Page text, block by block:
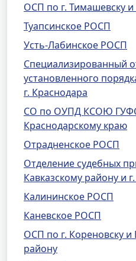
ОСП по г. Тимашевску
Туапсинское РОСП
Усть-Лабинское РОСП
Специализированный
установленного
г. Краснодара
СО по ОУПД КСОЮ
Краснодарскому краю
Отрадненское РОСП
Отделение судебных
Кавказскому району и
Калининское РОСП
Каневское РОСП
ОСП по г. Кореновску и
району